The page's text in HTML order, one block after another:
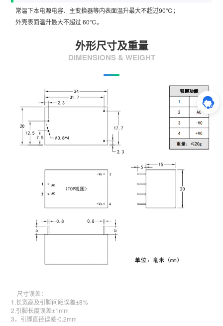
常温下本电源电容、主变换器等内表面温升最大不超过90℃；
外壳表面温升最大不超过 60℃。
外形尺寸及重量
DIMENSIONS & WEIGHT
尺寸误差：
1.长宽高及引脚间距误差±8%
2.引脚长度误差±1mm
3，引脚直径误差-0.2mm